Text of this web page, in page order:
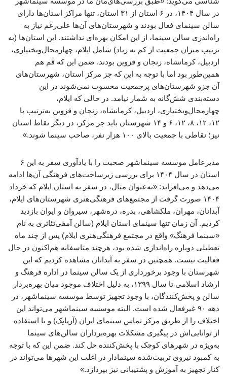
در سال ۱۴۰۴، در ۶ استان از ۳۱ استان، تنها مراکز استان‌ها دارای
سالن سینمای فعال بودند و شهرستان‌های آن‌ها علی‌رغم نیاز به
راه‌اندزی سالن سینما، از این امکان بهره‌ای نداشتند. این استان‌ها (به
ترتیب میزان جمعیت از کم به زیاد) شامل ایلام، چهارمحال‌وبختیاری،
اردبیل، کرمانشاه، زنجان و قزوین بودند. ضمن این که قم هم
همین‌طور بود اما با توجه به این که جز مرکز استان، شهرستان‌های
آن جزو شهرستان‌های پرجمعیت محسوب نمی‌شوند در این
دسته‌بندی شش‌گانه به شمار نیامد. در حالی که ایلام،
چهارمحال‌وبختیاری، اردبیل، کرمانشاه، زنجان و قزوین به‌ترتیب با
۱۲، ۱۲، ۸، ۱۲، ۶ و ۱۴ شهرستان باید جز مرکز، در دیگر نقاط استان
نیز؛ نقاطی با جمعیت بالای ۱۰۰ هزار نفر، صاحب سینما شوند.»
مدیرعامل موسسه سینماشهر صحبت را با یادآوری سفر به این ۶
استان در سال ۱۴۰۴ برای بررسی زیرساخت‌های فرهنگی آن‌ها ادامه
می‌دهد و می‌افزاید: «به‌عنوان مثال، در سفر به استان ایلام که خرداد
۱۴۰۴ صورت گرفت از مجتمع‌های فرهنگی‌هنری شهرستان‌های ایلام،
آبدانان، مهران، ملکشاهی، بدره، دره‌شهر، سیروان و ایوان بازدید
کردیم. آن زمان تنها سینمای استان ایلام (سالن آمفی‌تئاتری به نام
«سینما فرهنگ» واقع در مجتمع فرهنگی‌هنری ایلام) پس از چند ماه
تعطیلی دوباره راه‌اندازی شده بود، هرچند متاسفانه هم‌اکنون در حال
فعالیت نیست. همچنین در سفر به آبدانان مشاهده کردیم که این
شهرستان با وجود برخورداری از یک سالن سینما در اداره فرهنگ و
ارشاد اسلامی تا سال ۱۳۹۹، به دلیل اختلاف موجود میان بهره‌بردار
سالن و پخش‌کنندگان، با وجود تجهیز توسط موسسه سینماشهر، در
دهه ۹۰ غیرفعال شده است. البته موسسه سینماشهر می‌تواند این
اختلاف را از طریق مرکز تماس سینمای ایران (آریاتِک) و با استفاده
از توانایی‌اش در پیگیری مشکلات بهره‌برداران سالن‌های سینما
به‌ویژه در شهرهای کوچک با پ‍خش‌کننده حل کند. ضمن این که با توجه
به کمبود نیروی تربیت‌شده سینمادار در اغلب این شهرها می‌تواند در
کنار تجهیز به آموزش و پشتیبانی نیز بپردازد.»